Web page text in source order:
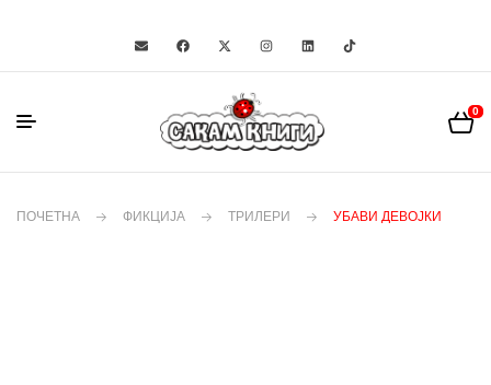
0
ПОЧЕТНА ФИКЦИЈА ТРИЛЕРИ УБАВИ ДЕВОЈКИ